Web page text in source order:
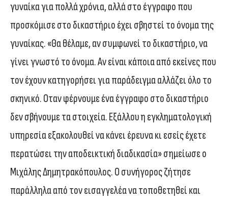
γυναίκα για πολλά χρόνια, αλλά στο έγγραφο που
προσκόμισε στο δικαστήριο έχει σβηστεί το όνομα της
γυναίκας. «Θα θέλαμε, αν συμφωνεί το δικαστήριο, να
γίνει γνωστό το όνομα. Αν είναι κάποια από εκείνες που
τον έχουν κατηγορήσει για παράδειγμα αλλάζει όλο το
σκηνικό. Οταν φέρνουμε ένα έγγραφο στο δικαστήριο
δεν σβήνουμε τα στοιχεία. Εξάλλου η εγκληματολογική
υπηρεσία εξακολουθεί να κάνει έρευνα κι εσείς έχετε
περατώσει την αποδεικτική διαδικασία» σημείωσε ο
Μιχάλης Δημητρακόπουλος. Ο συνήγορος ζήτησε
παράλληλα από τον εισαγγελέα να τοποθετηθεί και